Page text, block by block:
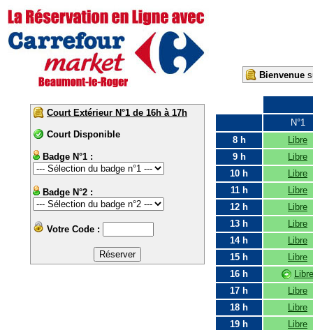
Bienvenue
Court Extérieur N°1 de 16h à 17h
Court Disponible
Badge N°1 :
Badge N°2 :
Votre Code :
N°1
8 h
Libre
9 h
Libre
10 h
Libre
11 h
Libre
12 h
Libre
13 h
Libre
14 h
Libre
15 h
Libre
16 h
Libre
17 h
Libre
18 h
Libre
19 h
Libre